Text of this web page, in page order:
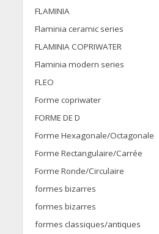
FLAMINIA
Flaminia ceramic series
FLAMINIA COPRIWATER
Flaminia modern series
FLEO
Forme copriwater
FORME DE D
Forme Hexagonale/Octagonale
Forme Rectangulaire/Carrée
Forme Ronde/Circulaire
formes bizarres
formes bizarres
formes classiques/antiques